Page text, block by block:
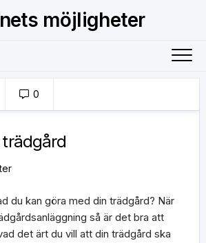
möjligheter
0
trädgård
du kan göra med din trädgård? När
så är det bra att
det ärt du vill att din trädgård ska